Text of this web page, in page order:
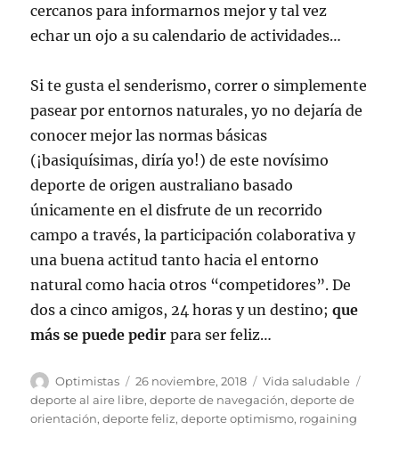
cercanos para informarnos mejor y tal vez
echar un ojo a su calendario de actividades…
Si te gusta el senderismo, correr o simplemente
pasear por entornos naturales, yo no dejaría de
conocer mejor las normas básicas
(¡basiquísimas, diría yo!) de este novísimo
deporte de origen australiano basado
únicamente en el disfrute de un recorrido
campo a través, la participación colaborativa y
una buena actitud tanto hacia el entorno
natural como hacia otros “competidores”. De
dos a cinco amigos, 24 horas y un destino;que
más se puede pedir para ser feliz…
Autor
Optimistas
Publicado
el
26 noviembre, 2018 Categorías
Vida saludable
deporte al aire libre,deporte de navegación,deporte de
orientación,deporte feliz,deporte optimismo, rogaining